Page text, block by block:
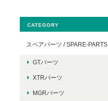
CATEGORY
スペアパーツ / SPARE-PARTS
GTパーツ
XTRパーツ
MGRパーツ